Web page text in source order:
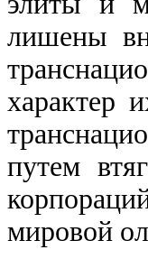
лишены
характер
путем
мировой